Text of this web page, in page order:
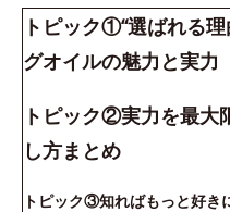
トピック①“選ばれる
グオイルの魅力と実力
トピック②実力を最大
し方まとめ
トピック③知ればもっと好き